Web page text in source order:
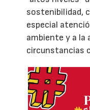
sostenibilidad,
especial
ambiente y a la
circunstancias